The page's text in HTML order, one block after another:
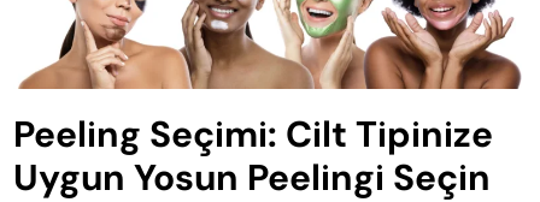
Peeling Seçimi: Cilt Tipinize
Uygun Yosun Peelingi Seçin